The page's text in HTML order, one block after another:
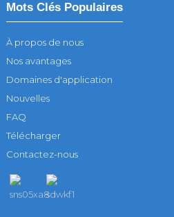
Mots Clés Populaires
À propos de nous
Nos avantages
Domaines d'application
Nouvelles
FAQ
Télécharger
Contactez-nous